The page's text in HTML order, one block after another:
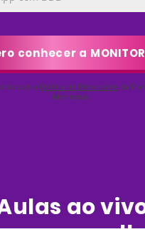
conhecer a
com a Política de Privacidade da
Monitorias.
ao
os